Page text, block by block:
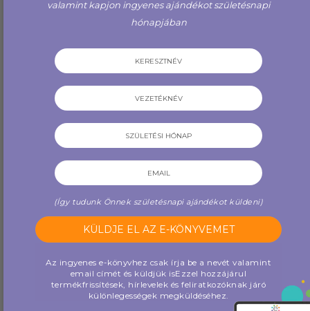
valamint kapjon ingyenes ajándékot születésnapi
hónapjában
(Így tudunk Önnek születésnapi ajándékot küldeni)
Az ingyenes e-könyvhez csak írja be a nevét valamint
email címét és küldjük isEzzel hozzájárul
termékfrissítések, hírlevelek és feliratkozóknak járó
különlegességek megküldéséhez.
10 ml-es (3 db) dōTERRA®
Nordica Roll-on, görgős
kupakokk...
3,500 Ft
10 ml-es (2 db) dōTERRA®,
átlátszó, matt Roll-on,
1,800 Ft